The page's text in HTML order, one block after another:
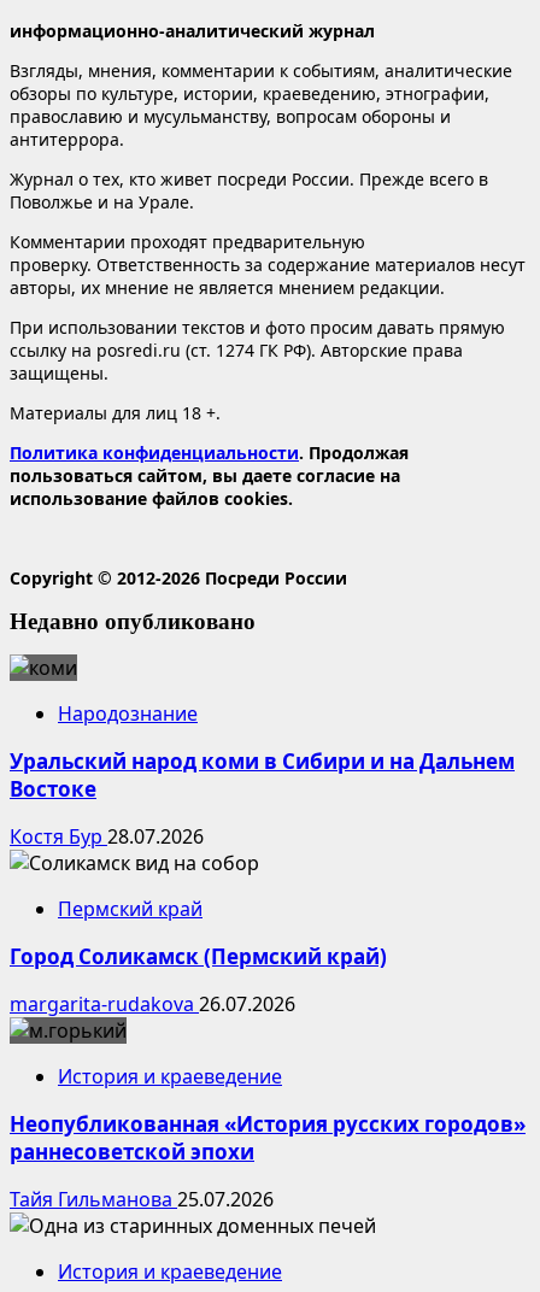
информационно-аналитический журнал
Взгляды, мнения, комментарии к событиям, аналитические
обзоры по культуре, истории, краеведению, этнографии,
православию и мусульманству, вопросам обороны и
антитеррора.
Журнал о тех, кто живет посреди России. Прежде всего в
Поволжье и на Урале.
Комментарии проходят предварительную
проверку. Ответственность за содержание материалов несут
авторы, их мнение не является мнением редакции.
При использовании текстов и фото просим давать прямую
ссылку на posredi.ru (ст. 1274 ГК РФ). Авторские права
защищены.
Материалы для лиц 18 +.
Политика конфиденциальности. Продолжая
пользоваться сайтом, вы даете согласие на
использование файлов cookies.
Copyright © 2012-2026 Посреди России
Недавно опубликовано
Народознание
Уральский народ коми в Сибири и на Дальнем
Востоке
Костя Бур 28.07.2026
Пермский край
Город Соликамск (Пермский край)
margarita-rudakova 26.07.2026
История и краеведение
Неопубликованная «История русских городов»
раннесоветской эпохи
Тайя Гильманова 25.07.2026
История и краеведение